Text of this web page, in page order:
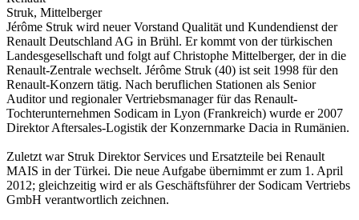
Struk, Mittelberger
Jérôme Struk wird neuer Vorstand Qualität und Kundendienst der
Renault Deutschland AG in Brühl. Er kommt von der türkischen
Landesgesellschaft und folgt auf Christophe Mittelberger, der in die
Renault-Zentrale wechselt. Jérôme Struk (40) ist seit 1998 für den
Renault-Konzern tätig. Nach beruflichen Stationen als Senior
Auditor und regionaler Vertriebsmanager für das Renault-
Tochterunternehmen Sodicam in Lyon (Frankreich) wurde er 2007
Direktor Aftersales-Logistik der Konzernmarke Dacia in Rumänien.
Zuletzt war Struk Direktor Services und Ersatzteile bei Renault
MAIS in der Türkei. Die neue Aufgabe übernimmt er zum 1. April
2012; gleichzeitig wird er als Geschäftsführer der Sodicam Vertriebs
GmbH verantwortlich zeichnen.